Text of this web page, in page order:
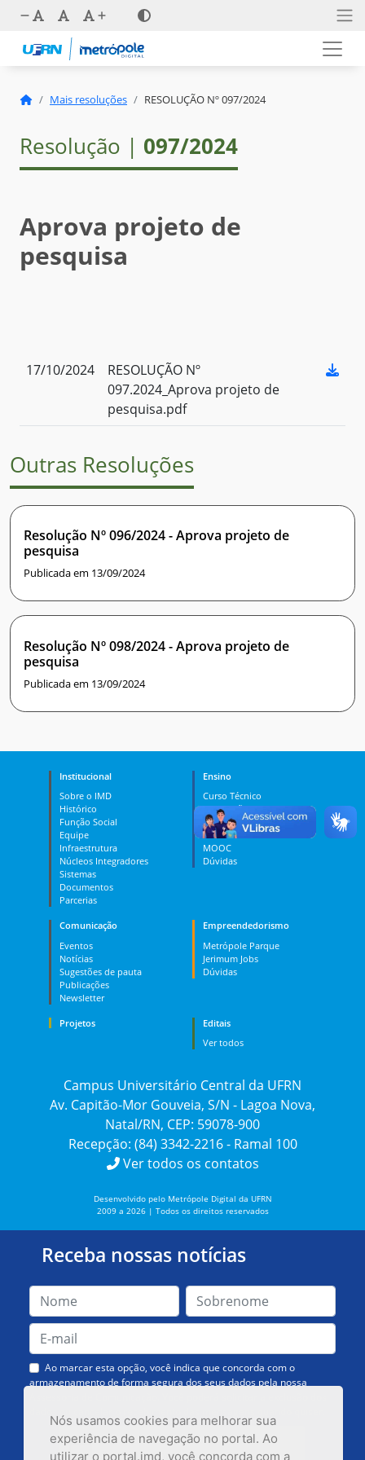
Nós usamos cookies para melhorar sua
experiência de navegação no portal. Ao
utilizar o portal.imd, você concorda com a
Mais resoluções RESOLUÇÃO Nº 097/2024
Resolução | 097/2024
Aprova projeto de
pesquisa
17/10/2024
RESOLUÇÃO Nº
097.2024_Aprova projeto de
pesquisa.pdf
Outras Resoluções
Resolução Nº 096/2024 - Aprova projeto de
pesquisa
Publicada em 13/09/2024
Resolução Nº 098/2024 - Aprova projeto de
pesquisa
Publicada em 13/09/2024
Institucional
Sobre o IMD
Histórico
Função Social
Equipe
Infraestrutura
Núcleos Integradores
Sistemas
Documentos
Parcerias
Ensino
Curso Técnico
Graduação
Pós-graduação
PES
MOOC
Dúvidas
Comunicação
Eventos
Notícias
Sugestões de pauta
Publicações
Newsletter
Empreendedorismo
Metrópole Parque
Jerimum Jobs
Dúvidas
Projetos
Editais
Ver todos
Campus Universitário Central da UFRN
Av. Capitão-Mor Gouveia, S/N - Lagoa Nova,
Natal/RN, CEP: 59078-900
Recepção: (84) 3342-2216 - Ramal 100
Ver todos os contatos
Desenvolvido pelo Metrópole Digital da UFRN
2009 a 2026 | Todos os direitos reservados
Receba nossas notícias
Ao marcar esta opção, você indica que concorda com o
armazenamento de forma segura dos seus dados pela nossa